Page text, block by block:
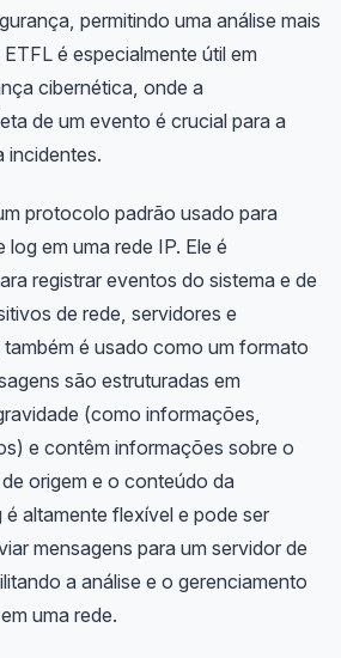
permitindo uma análise mais
é especialmente útil em
cibernética, onde a
de um evento é crucial para a
incidentes.
protocolo padrão usado para
log em uma rede IP. Ele é
registrar eventos do sistema e de
de rede, servidores e
é usado como um formato
são estruturadas em
(como informações,
e contêm informações sobre o
origem e o conteúdo da
é altamente flexível e pode ser
mensagens para um servidor de
a análise e o gerenciamento
uma rede.